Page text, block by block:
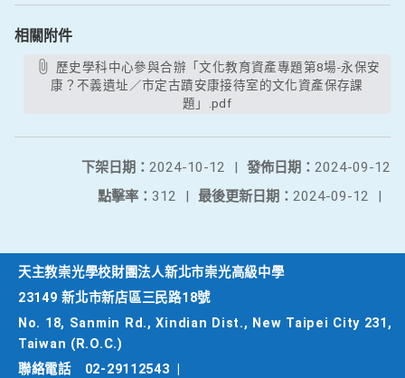
相關附件
康？不義遺址／市定古蹟安康接待室的文化資產保存課
題」.pdf
發佈日期： 2024-09-12
下架日期： 2024-10-12
|
最後更新日期： 2024-09-12 |
點擊率： 312 |
天主教崇光學校財團法人新北市崇光高級中學
23149 新北市新店區三民路18號
No. 18, Sanmin Rd., Xindian Dist., New Taipei City 231,
Taiwan (R.O.C.)
聯絡電話
02-29112543